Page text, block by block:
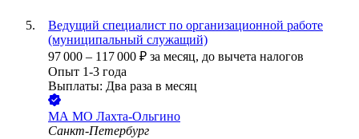
Ведущий специалист по организационной работе
(муниципальный служащий)
97 000 – 117 000 ₽ за месяц, до вычета налогов
Опыт 1-3 года
Выплаты: Два раза в месяц
МА МО Лахта-Ольгино
Санкт-Петербург